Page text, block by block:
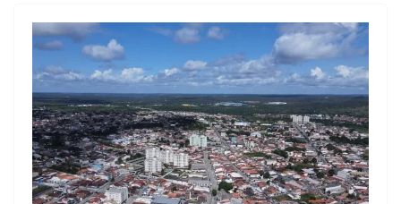
A
p
p
b
o
o
k